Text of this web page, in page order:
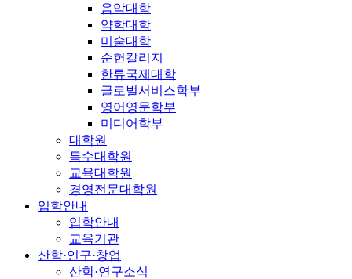
음악대학
약학대학
미술대학
순헌칼리지
한류국제대학
글로벌서비스학부
영어영문학부
미디어학부
대학원
특수대학원
교육대학원
경영전문대학원
입학안내
입학안내
교육기관
산학·연구·창업
산학·연구소식